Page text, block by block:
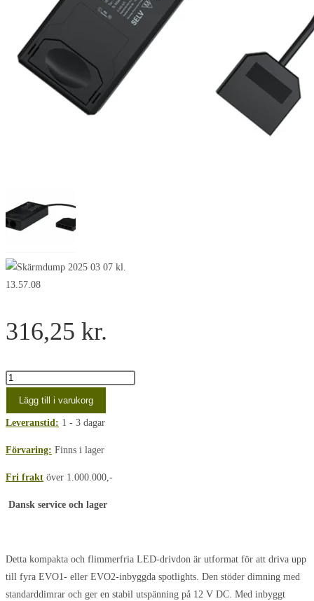
316,25 kr.
Møbelspots
driver
EVO1-
12V
/
mängd
Lägg till i varukorg
Leveranstid: 1 - 3 dagar
Förvaring: Finns i lager
Fri frakt över 1.000.000,-
Dansk service och lager
Detta kompakta och flimmerfria LED-drivdon är utformat för att driva upp
till fyra EVO1- eller EVO2-inbyggda spotlights. Den stöder dimning med
standarddimrar och ger en stabil utspänning på 12 V DC. Med inbyggt